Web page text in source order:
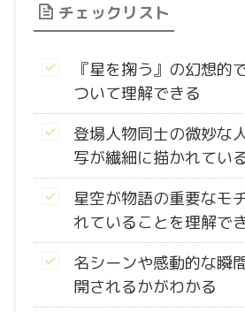
チェックリスト
『星を掬う』の幻想的
ついて理解できる
登場人物同士の微妙な
写が繊細に描かれてい
星空が物語の重要なモ
れていることを理解で
名シーンや感動的な瞬
開されるかがわかる